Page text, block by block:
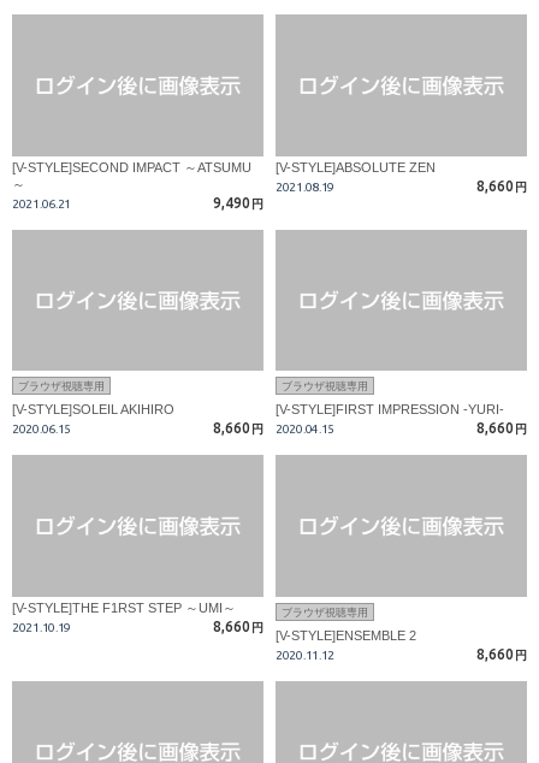
[V-STYLE]SECOND IMPACT ～ATSUMU
～
2021.06.21 9,490 円
[V-STYLE]ABSOLUTE ZEN
2021.08.19 8,660 円
ブラウザ視聴専用
[V-STYLE]SOLEIL AKIHIRO
2020.06.15 8,660 円
ブラウザ視聴専用
[V-STYLE]FIRST IMPRESSION -YURI-
2020.04.15 8,660 円
[V-STYLE]THE F1RST STEP ～UMI～
2021.10.19 8,660 円
ブラウザ視聴専用
[V-STYLE]ENSEMBLE 2
2020.11.12 8,660 円